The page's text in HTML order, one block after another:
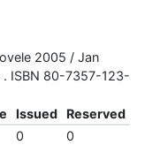
2005 / Jan
. ISBN 80-7357-123-
Issued
Reserved
0 0